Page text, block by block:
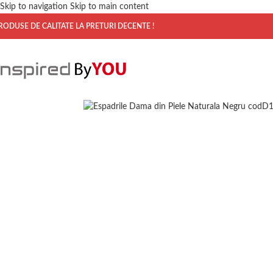
Skip to navigation Skip to main content
DE CALITATE LA PRETURI DECENTE !